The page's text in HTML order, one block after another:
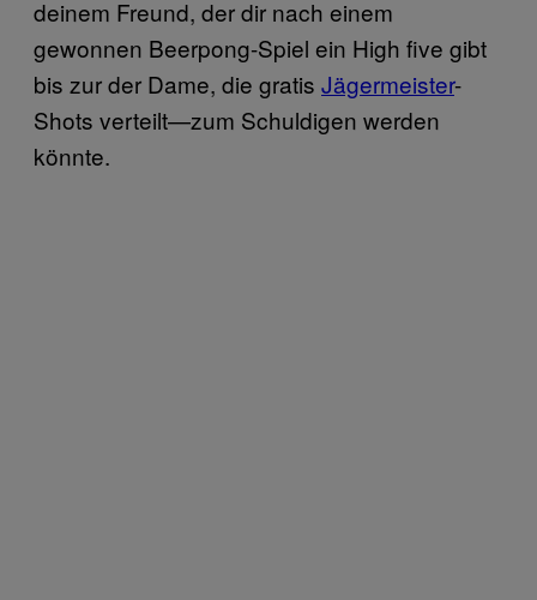
deinem Freund, der dir nach einem
gewonnen Beerpong-Spiel ein High five gibt
bis zur der Dame, die gratis Jägermeister-
Shots verteilt—zum Schuldigen werden
könnte.